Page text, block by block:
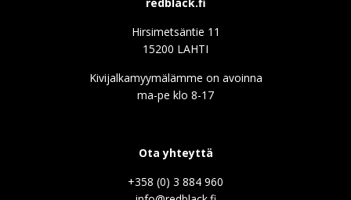
Hirsimetsäntie 11
15200 LAHTI
Kivijalkamyymälämme on avoinna
ma-pe klo 8-17
Ota yhteyttä
+358 (0) 3 884 960